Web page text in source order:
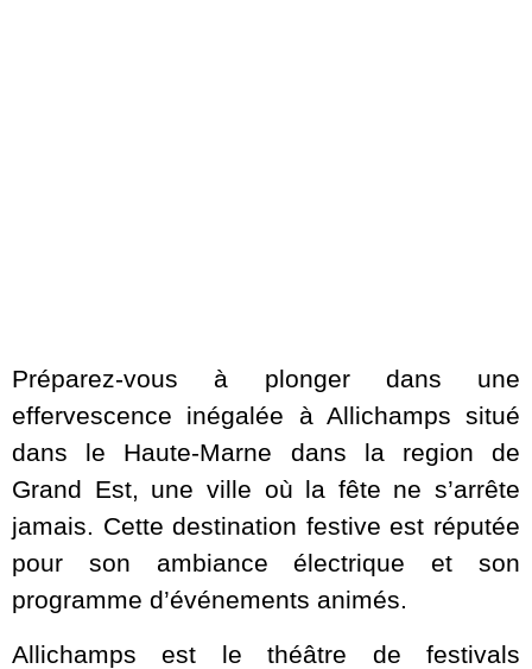
Préparez-vous à plonger dans une
effervescence inégalée à Allichamps situé
dans le Haute-Marne dans la region de
Grand Est, une ville où la fête ne s’arrête
jamais. Cette destination festive est réputée
pour son ambiance électrique et son
programme d’événements animés.
Allichamps est le théâtre de festivals